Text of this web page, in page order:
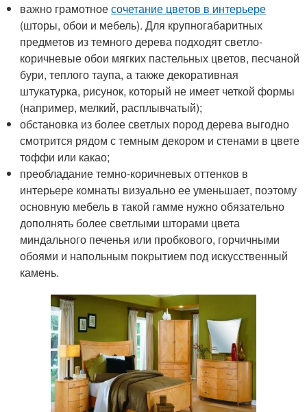
важно грамотноесочетание цветов в интерьере
(шторы, обои и мебель). Для крупногабаритных
предметов из темного дерева подходят светло-
коричневые обои мягких пастельных цветов, песчаной
бури, теплого таупа, а также декоративная
штукатурка, рисунок, который не имеет четкой формы
(например, мелкий, расплывчатый);
обстановка из более светлых пород дерева выгодно
смотрится рядом с темным декором и стенами в цвете
тоффи или какао;
преобладание темно-коричневых оттенков в
интерьере комнаты визуально ее уменьшает, поэтому
основную мебель в такой гамме нужно обязательно
дополнять более светлыми шторами цвета
миндального печенья или пробкового, горчичными
обоями и напольным покрытием под искусственный
камень.